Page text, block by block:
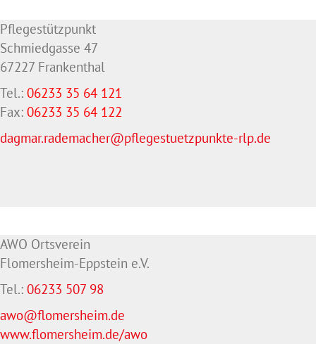
Pflegestützpunkt
Schmiedgasse 47
67227 Frankenthal
Tel.: 06233 35 64 121
Fax: 06233 35 64 122
dagmar.rademacher@pflegestuetzpunkte-rlp.de
AWO Ortsverein
Flomersheim-Eppstein e.V.
Tel.: 06233 507 98
awo@flomersheim.de
www.flomersheim.de/awo